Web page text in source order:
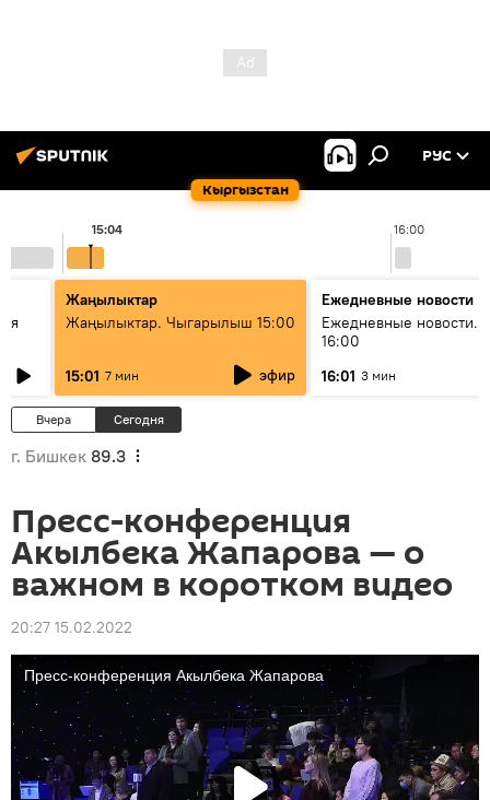
Кыргызстан
РУС
16:00
15:04
Жаңылыктар
Жаңылыктар. Чыгарылыш 15:00
15:01 7 мин эфир
Ежедневные новости
Ежедневные новости.
16:00
16:01 3 мин
Вчера Сегодня
г. Бишкек 89.3
Пресс-конференция
Акылбека Жапарова — о
важном в коротком видео
20:27 15.02.2022